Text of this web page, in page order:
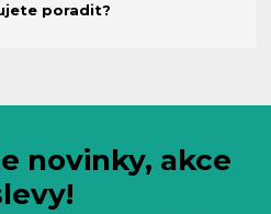
poradit?
novinky, akce